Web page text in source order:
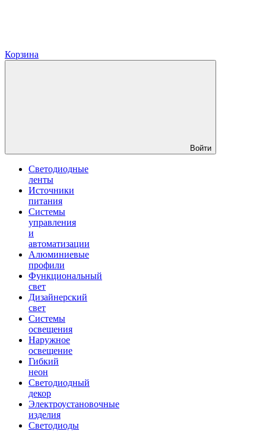
Корзина
Войти
Светодиодные
ленты
Источники
питания
Системы
управления
и
автоматизации
Алюминиевые
профили
Функциональный
свет
Дизайнерский
свет
Системы
освещения
Наружное
освещение
Гибкий
неон
Светодиодный
декор
Электроустановочные
изделия
Светодиоды